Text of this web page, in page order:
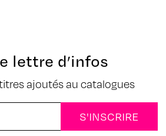
lettre d’infos
ajoutés au catalogues